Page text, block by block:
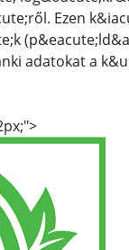
Ezen
adatokat a